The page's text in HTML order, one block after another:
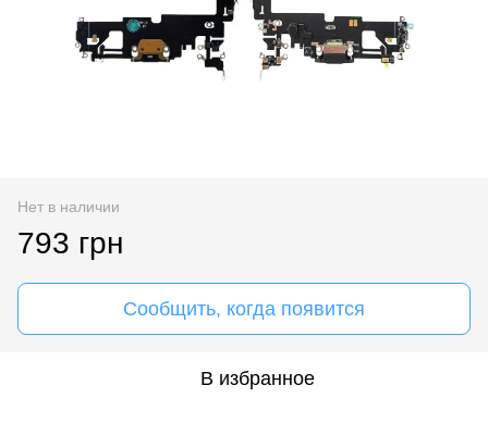
Нет в наличии
793 грн
Сообщить, когда появится
В избранное